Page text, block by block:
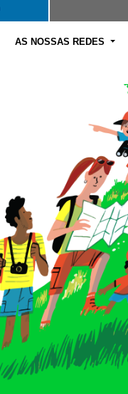
AS NOSSAS REDES